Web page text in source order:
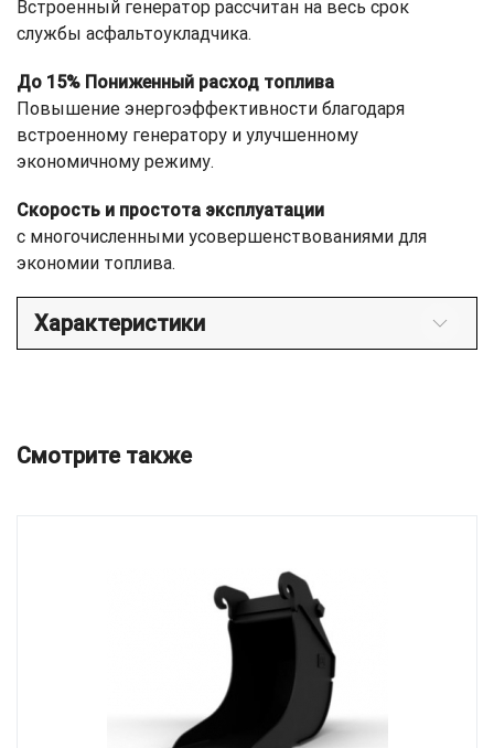
Встроенный генератор рассчитан на весь срок
службы асфальтоукладчика.
До 15% Пониженный расход топлива
Повышение энергоэффективности благодаря
встроенному генератору и улучшенному
экономичному режиму.
Скорость и простота эксплуатации
с многочисленными усовершенствованиями для
экономии топлива.
Характеристики
Смотрите также